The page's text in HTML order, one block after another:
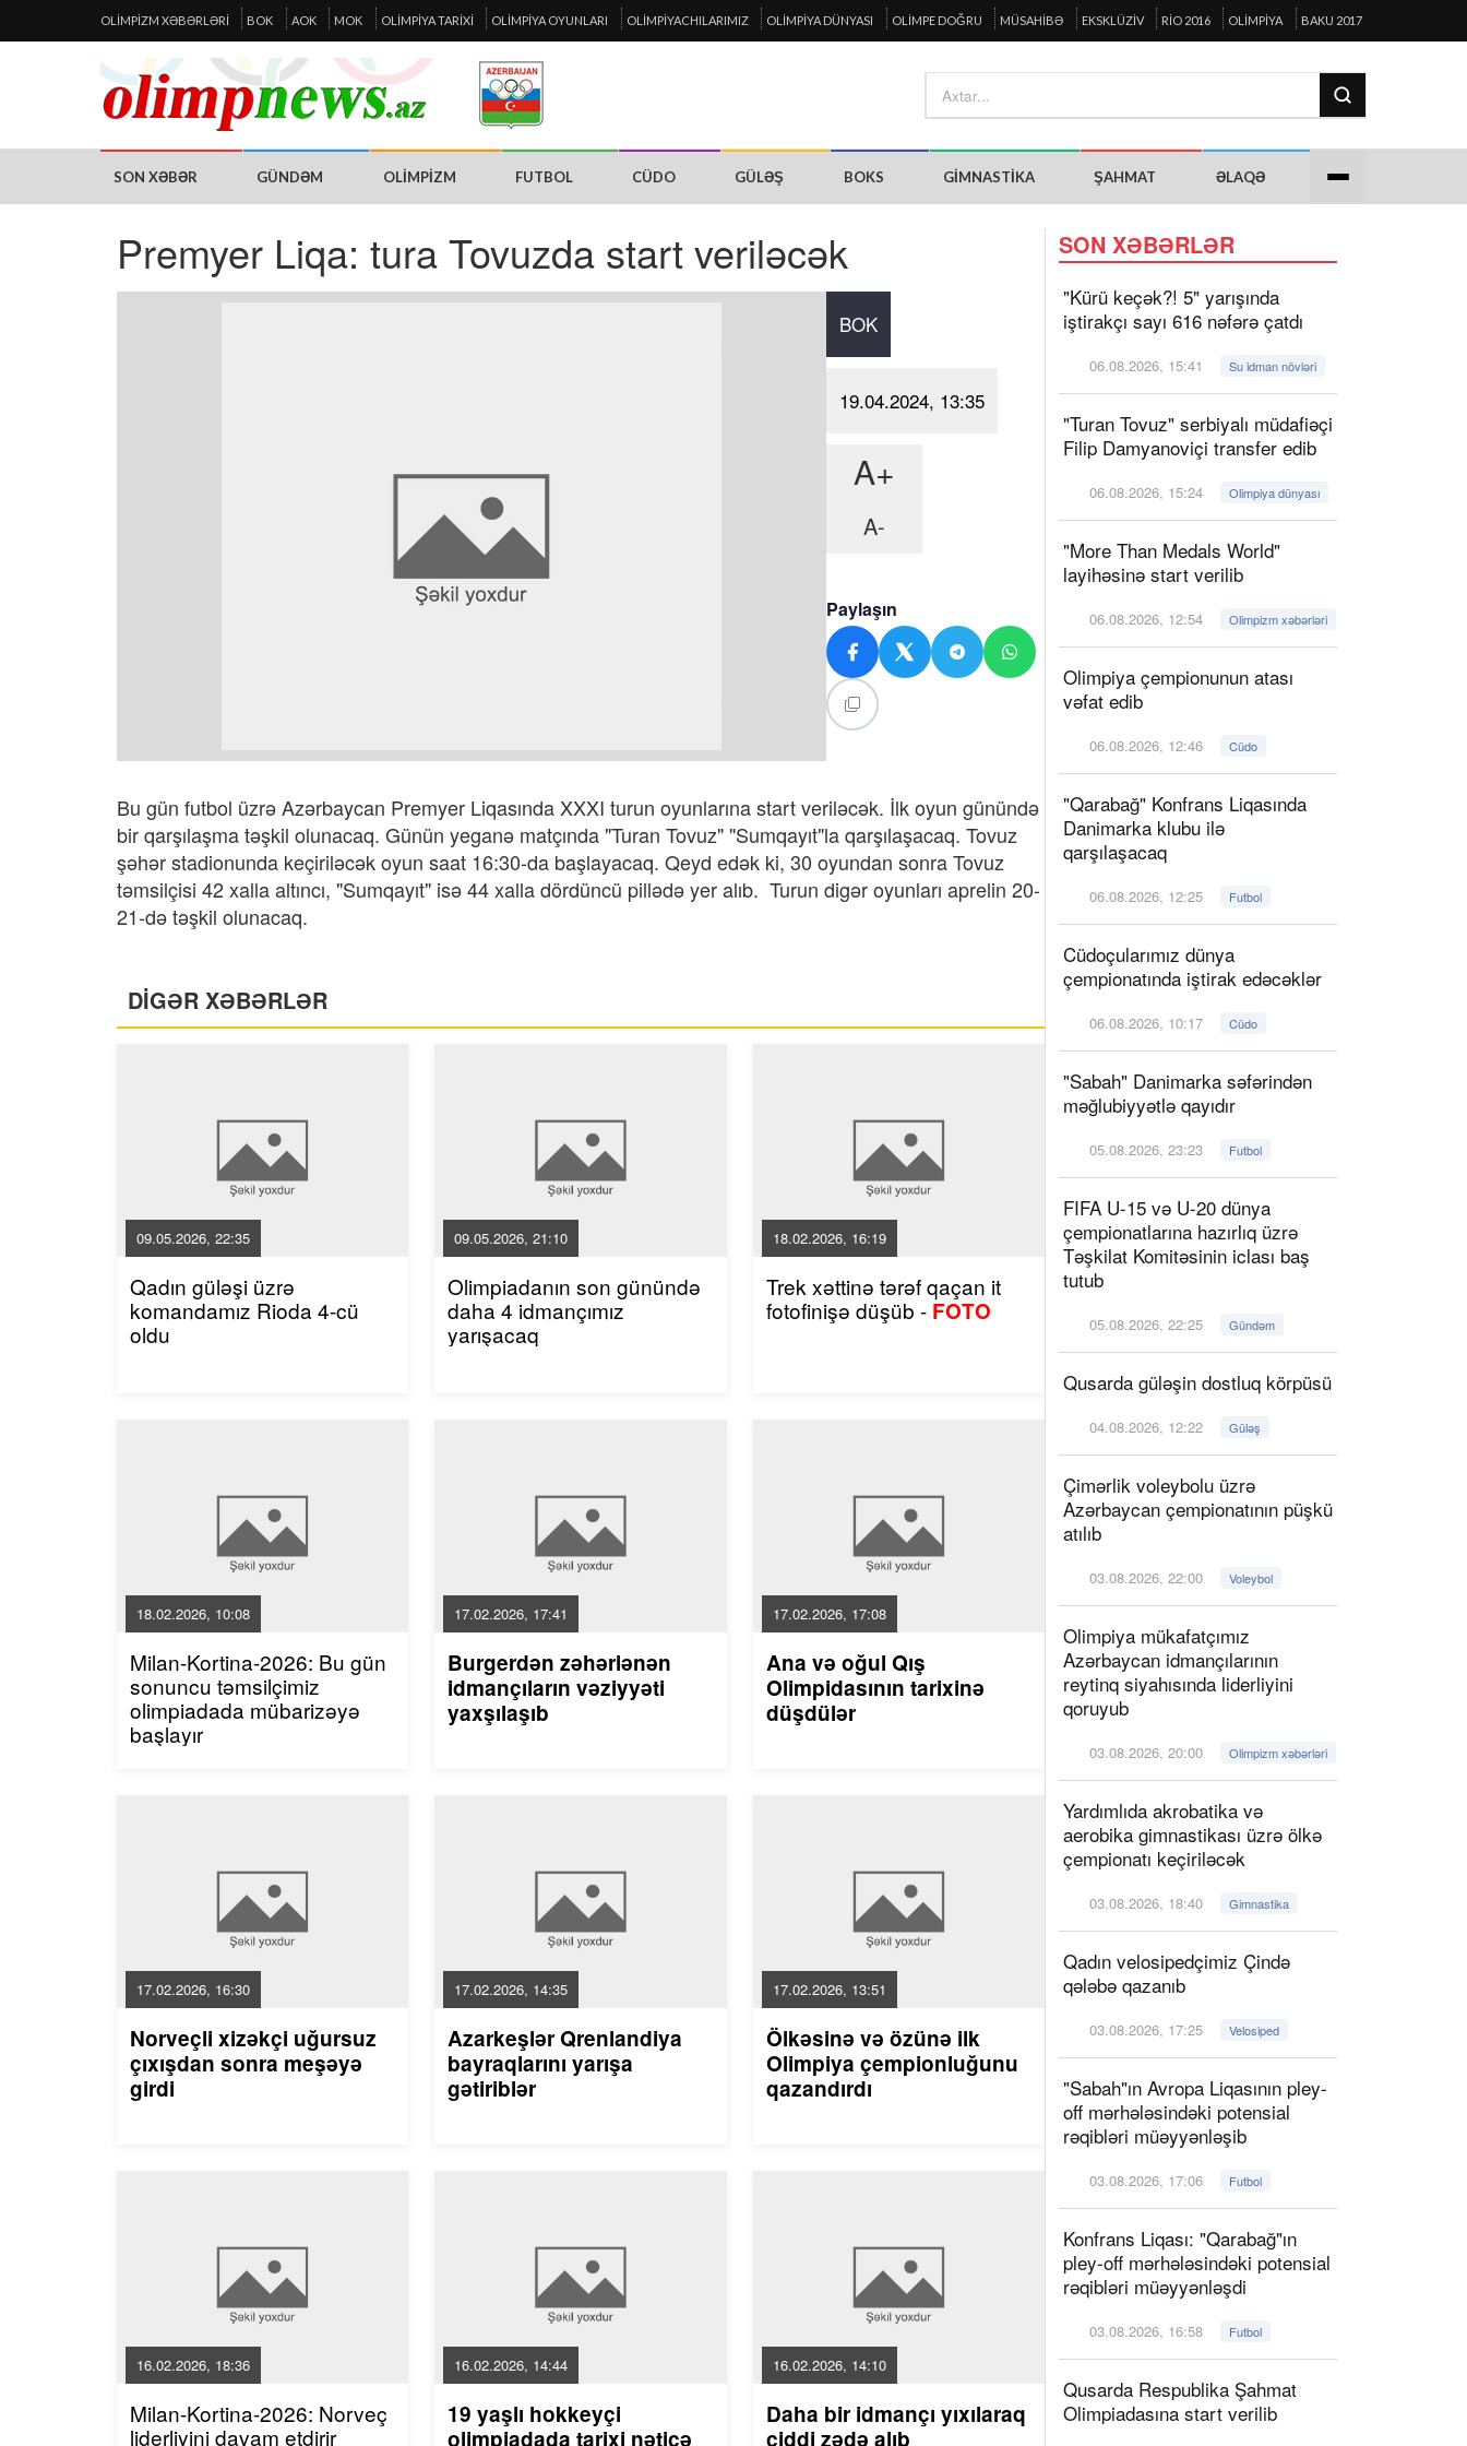
OLIMPIZM XƏBƏRLƏRI BOK AOK MOK OLIMPIYA TARIXI OLIMPIYA OYUNLARI OLIMPIYACHILARIMIZ OLIMPIYA DÜNYASI OLIMPE DOĞRU MÜSAHIBƏ EKSKLÜZIV RIO 2016 OLIMPIYA BAKU 2017
SON XƏBƏR GÜNDƏM OLIMPIZM FUTBOL CÜDO GÜLƏŞ BOKS GIMNASTIKA ŞAHMAT ƏLAQƏ
Premyer Liqa: tura Tovuzda start veriləcək
BOK
19.04.2024, 13:35
A+
A-
Paylaşın
Bu gün futbol üzrə Azərbaycan Premyer Liqasında XXXI turun oyunlarına start veriləcək. İlk oyun günündə
bir qarşılaşma təşkil olunacaq. Günün yeganə matçında "Turan Tovuz" "Sumqayıt"la qarşılaşacaq. Tovuz
şəhər stadionunda keçiriləcək oyun saat 16:30-da başlayacaq. Qeyd edək ki, 30 oyundan sonra Tovuz
təmsilçisi 42 xalla altıncı, "Sumqayıt" isə 44 xalla dördüncü pillədə yer alıb. Turun digər oyunları aprelin 20-
21-də təşkil olunacaq.
DİGƏR XƏBƏRLƏR
09.05.2026, 22:35
Qadın güləşi üzrə
komandamız Rioda 4-cü
oldu
09.05.2026, 21:10
Olimpiadanın son günündə
daha 4 idmançımız
yarışacaq
18.02.2026, 16:19
Trek xəttinə tərəf qaçan it
fotofinişə düşüb - FOTO
18.02.2026, 10:08
Milan-Kortina-2026: Bu gün
sonuncu təmsilçimiz
olimpiadada mübarizəyə
başlayır
17.02.2026, 17:41
Burgerdən zəhərlənən
idmançıların vəziyyəti
yaxşılaşıb
17.02.2026, 17:08
Ana və oğul Qış
Olimpidasının tarixinə
düşdülər
17.02.2026, 16:30
Norveçli xizəkçi uğursuz
çıxışdan sonra meşəyə
girdi
17.02.2026, 14:35
Azarkeşlər Qrenlandiya
bayraqlarını yarışa
gətiriblər
17.02.2026, 13:51
Ölkəsinə və özünə ilk
Olimpiya çempionluğunu
qazandırdı
16.02.2026, 18:36
Milan-Kortina-2026: Norveç
liderliyini davam etdirir
16.02.2026, 14:44
19 yaşlı hokkeyçi
olimpiadada tarixi nəticə
16.02.2026, 14:10
Daha bir idmançı yıxılaraq
ciddi zədə alıb
SON XƏBƏRLƏR
"Kürü keçək?! 5" yarışında
iştirakçı sayı 616 nəfərə çatdı
06.08.2026, 15:41 Su idman növləri
"Turan Tovuz" serbiyalı müdafiəçi
Filip Damyanoviçi transfer edib
06.08.2026, 15:24 Olimpiya dünyası
"More Than Medals World"
layihəsinə start verilib
06.08.2026, 12:54 Olimpizm xəbərləri
Olimpiya çempionunun atası
vəfat edib
06.08.2026, 12:46 Cüdo
"Qarabağ" Konfrans Liqasında
Danimarka klubu ilə
qarşılaşacaq
06.08.2026, 12:25 Futbol
Cüdoçularımız dünya
çempionatında iştirak edəcəklər
06.08.2026, 10:17 Cüdo
"Sabah" Danimarka səfərindən
məğlubiyyətlə qayıdır
05.08.2026, 23:23 Futbol
FIFA U-15 və U-20 dünya
çempionatlarına hazırlıq üzrə
Təşkilat Komitəsinin iclası baş
tutub
05.08.2026, 22:25 Gündəm
Qusarda güləşin dostluq körpüsü
04.08.2026, 12:22 Güləş
Çimərlik voleybolu üzrə
Azərbaycan çempionatının püşkü
atılıb
03.08.2026, 22:00 Voleybol
Olimpiya mükafatçımız
Azərbaycan idmançılarının
reytinq siyahısında liderliyini
qoruyub
03.08.2026, 20:00 Olimpizm xəbərləri
Yardımlıda akrobatika və
aerobika gimnastikası üzrə ölkə
çempionatı keçiriləcək
03.08.2026, 18:40 Gimnastika
Qadın velosipedçimiz Çində
qələbə qazanıb
03.08.2026, 17:25 Velosiped
"Sabah"ın Avropa Liqasının pley-
off mərhələsindəki potensial
rəqibləri müəyyənləşib
03.08.2026, 17:06 Futbol
Konfrans Liqası: "Qarabağ"ın
pley-off mərhələsindəki potensial
rəqibləri müəyyənləşdi
03.08.2026, 16:58 Futbol
Qusarda Respublika Şahmat
Olimpiadasına start verilib